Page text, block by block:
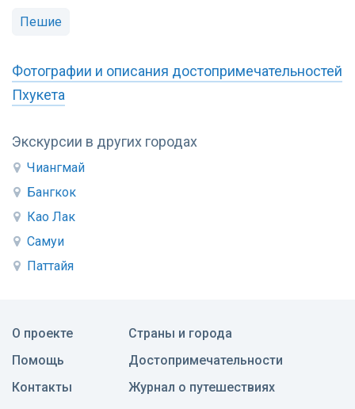
Экскурсии в других городах
Чиангмай
Бангкок
Као Лак
Самуи
Паттайя
Пешие
Фотографии и описания достопримечательностей
Пхукета
О проекте
Помощь
Контакты
Страны и города
Достопримечательности
Журнал о путешествиях